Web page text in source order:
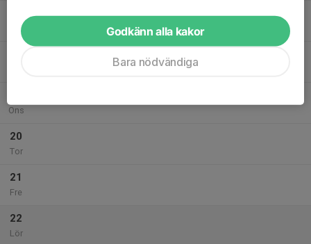
Mån
Ons
20
Tor
21
Fre
22
Lör
Godkänn alla kakor
Bara nödvändiga